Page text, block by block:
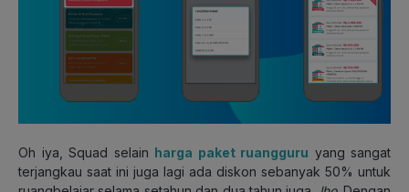
Oh iya, Squad selain harga paket ruangguru yang sangat
terjangkau saat ini juga lagi ada diskon sebanyak 50% untuk